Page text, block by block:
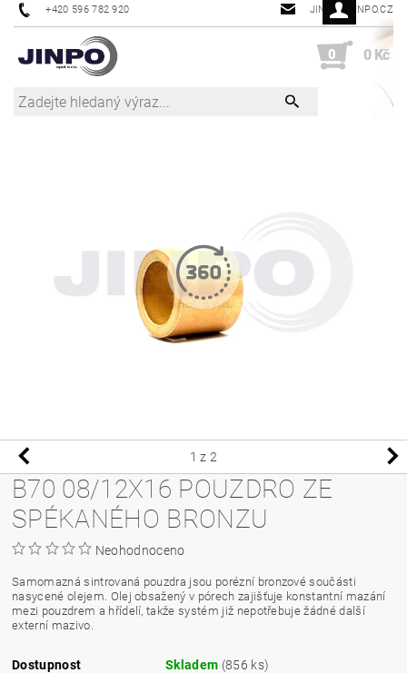
+420 596 782 920 JINPO@JINPO.CZ
0 0 Kč
1 z 2
B70 08/12X16 POUZDRO ZE
SPÉKANÉHO BRONZU
Neohodnoceno
Samomazná sintrovaná pouzdra jsou porézní bronzové součásti
nasycené olejem. Olej obsažený v pórech zajišťuje konstantní mazání
mezi pouzdrem a hřídelí, takže systém již nepotřebuje žádné další
externí mazivo.
Dostupnost Skladem (856 ks)